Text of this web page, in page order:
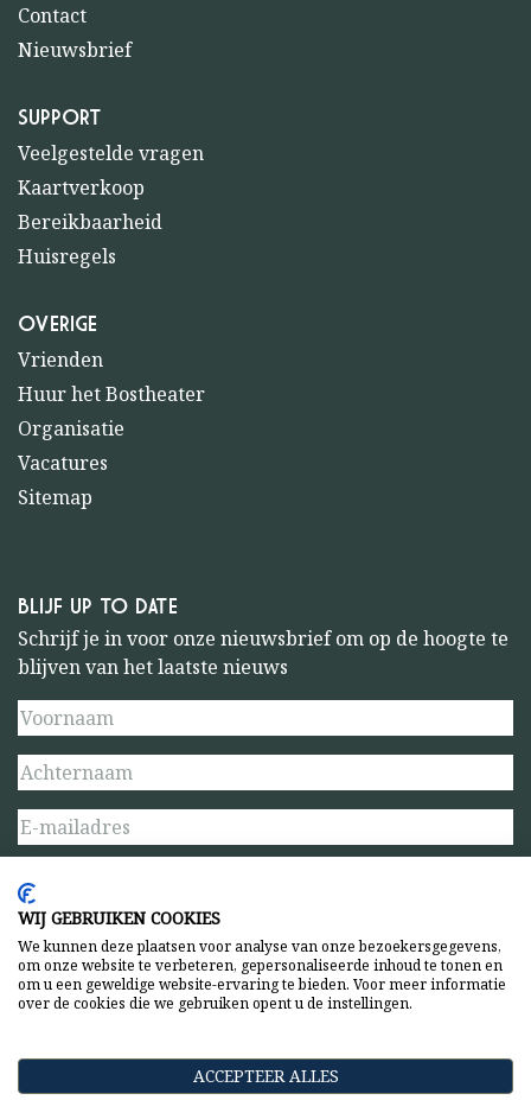
Contact
Nieuwsbrief
SUPPORT
Veelgestelde vragen
Kaartverkoop
Bereikbaarheid
Huisregels
OVERIGE
Vrienden
Huur het Bostheater
Organisatie
Vacatures
Sitemap
BLIJF UP TO DATE
Schrijf je in voor onze nieuwsbrief om op de hoogte te
blijven van het laatste nieuws
Privacy Statement
Website door The Pack
WIJ GEBRUIKEN COOKIES
We kunnen deze plaatsen voor analyse van onze bezoekersgegevens,
om onze website te verbeteren, gepersonaliseerde inhoud te tonen en
om u een geweldige website-ervaring te bieden. Voor meer informatie
over de cookies die we gebruiken opent u de instellingen.
ACCEPTEER ALLES